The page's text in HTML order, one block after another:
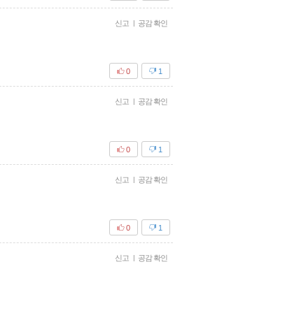
신고 | 공감 확인
1
0
신고 | 공감 확인
1
0
신고 | 공감 확인
1
0
신고 | 공감 확인